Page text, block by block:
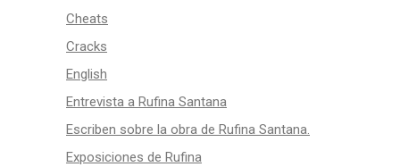
Cheats
Cracks
English
Entrevista a Rufina Santana
Escriben sobre la obra de Rufina Santana.
Exposiciones de Rufina